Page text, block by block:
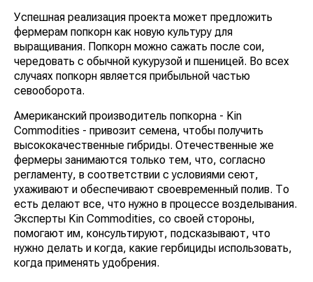
Успешная реализация проекта может предложить
фермерам попкорн как новую культуру для
выращивания. Попкорн можно сажать после сои,
чередовать с обычной кукурузой и пшеницей. Во всех
случаях попкорн является прибыльной частью
севооборота.
Американский производитель попкорна - Kin
Commodities - привозит семена, чтобы получить
высококачественные гибриды. Отечественные же
фермеры занимаются только тем, что, согласно
регламенту, в соответствии с условиями сеют,
ухаживают и обеспечивают своевременный полив. То
есть делают все, что нужно в процессе возделывания.
Эксперты Kin Commodities, со своей стороны,
помогают им, консультируют, подсказывают, что
нужно делать и когда, какие гербициды использовать,
когда применять удобрения.